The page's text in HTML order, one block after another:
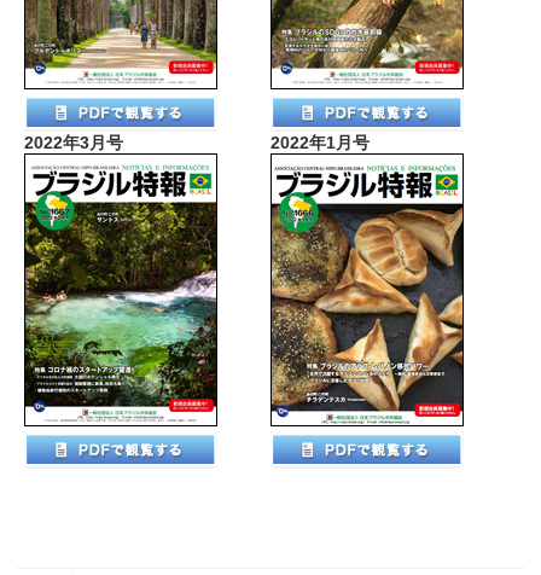
2022年3月号 2022年1月号